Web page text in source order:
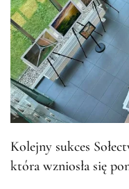
Kolejny sukces
która wzniosła się